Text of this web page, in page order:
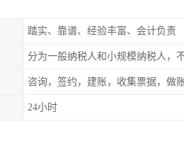
踏实、靠谱、经验丰富、会计负责
咨询，签约，建账，收集票据，做
24小时